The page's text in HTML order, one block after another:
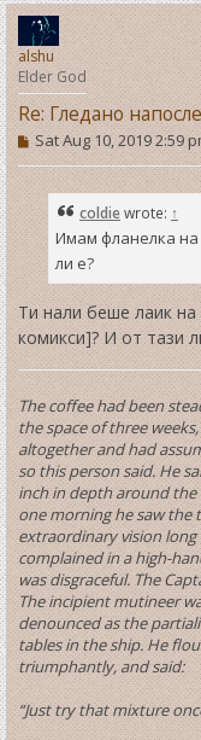
alshu
Elder God
Re: Гледано
P
o
s
t
Sat Aug 10, 2019 2:59
coldiewrote: ↑
Имам фланелка
ли е?
Ти нали беше лаик
комикси]? И от тази
The coffee had been
the space of three
altogether and had
so this person said. He
inch in depth around the
one morning he saw the
extraordinary vision
complained in a high-
was disgraceful. The
The incipient mutineer
denounced as the
tables in the ship. He
triumphantly, and said:
“Just try that mixture